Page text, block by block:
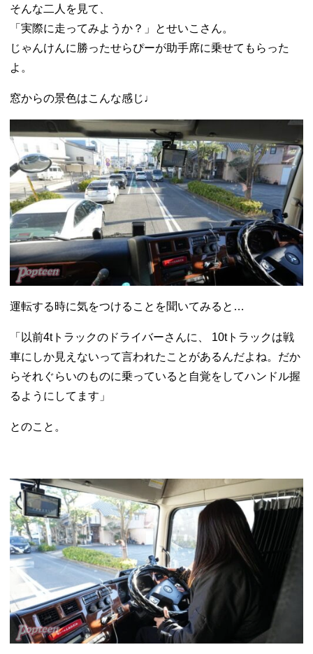
そんな二人を見て、
「実際に走ってみようか？」とせいこさん。
じゃんけんに勝ったせらぴーが助手席に乗せてもらった
よ。
窓からの景色はこんな感じ♩
運転する時に気をつけることを聞いてみると…
「以前4tトラックのドライバーさんに、 10tトラックは戦
車にしか見えないって言われたことがあるんだよね。だか
らそれぐらいのものに乗っていると自覚をしてハンドル握
るようにしてます」
とのこと。